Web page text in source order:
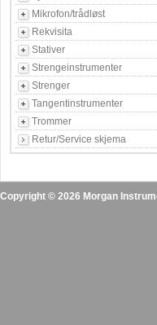
Mikrofon/trådløst
Rekvisita
Stativer
Strengeinstrumenter
Strenger
Tangentinstrumenter
Trommer
Retur/Service skjema
Copyright © 2026 Morgan